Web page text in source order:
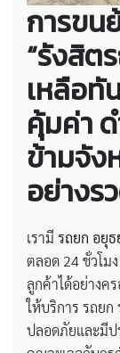
การขน
“รังสิต
เหลือทั
คุ้มค่า
ข้ามจัง
อย่างร
เรามี รถยก อยุ
ตลอด 24 ชั่วโม
ลูกค้าได้อย่างค
ให้บริการ รถย
ปลอดภัยและมีป